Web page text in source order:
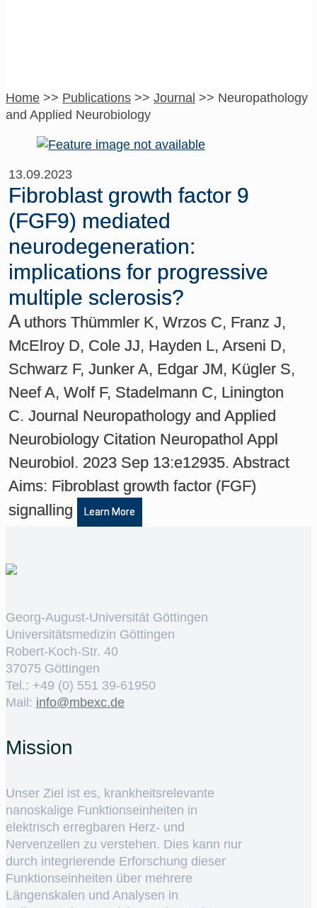
Home >> Publications >> Journal >> Neuropathology
and Applied Neurobiology
13.09.2023
Fibroblast growth factor 9
(FGF9) mediated
neurodegeneration:
implications for progressive
multiple sclerosis?
A uthors Thümmler K, Wrzos C, Franz J,
McElroy D, Cole JJ, Hayden L, Arseni D,
Schwarz F, Junker A, Edgar JM, Kügler S,
Neef A, Wolf F, Stadelmann C, Linington
C. Journal Neuropathology and Applied
Neurobiology Citation Neuropathol Appl
Neurobiol. 2023 Sep 13:e12935. Abstract
Aims: Fibroblast growth factor (FGF)
signalling
Learn More
Georg-August-Universität Göttingen
Universitätsmedizin Göttingen
Robert-Koch-Str. 40
37075 Göttingen
Tel.: +49 (0) 551 39-61950
Mail: ed.cxebm@ofni
Mission
Unser Ziel ist es, krankheitsrelevante
nanoskalige Funktionseinheiten in
elektrisch erregbaren Herz- und
Nervenzellen zu verstehen. Dies kann nur
durch integrierende Erforschung dieser
Funktionseinheiten über mehrere
Längenskalen und Analysen in